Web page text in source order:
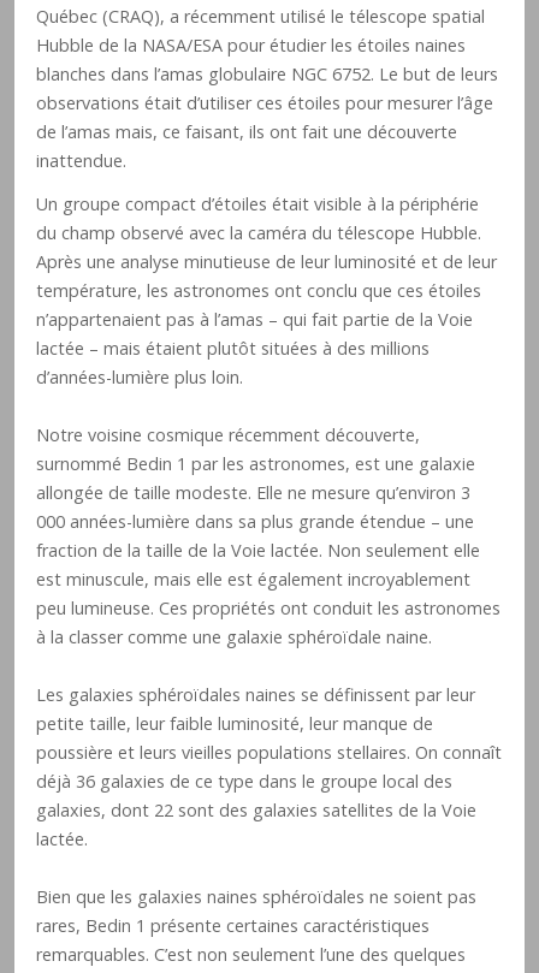
Québec (CRAQ), a récemment utilisé le télescope spatial
Hubble de la NASA/ESA pour étudier les étoiles naines
blanches dans l’amas globulaire NGC 6752. Le but de leurs
observations était d’utiliser ces étoiles pour mesurer l’âge
de l’amas mais, ce faisant, ils ont fait une découverte
inattendue.
Un groupe compact d’étoiles était visible à la périphérie
du champ observé avec la caméra du télescope Hubble.
Après une analyse minutieuse de leur luminosité et de leur
température, les astronomes ont conclu que ces étoiles
n’appartenaient pas à l’amas – qui fait partie de la Voie
lactée – mais étaient plutôt situées à des millions
d’années-lumière plus loin.
Notre voisine cosmique récemment découverte,
surnommé Bedin 1 par les astronomes, est une galaxie
allongée de taille modeste. Elle ne mesure qu’environ 3
000 années-lumière dans sa plus grande étendue – une
fraction de la taille de la Voie lactée. Non seulement elle
est minuscule, mais elle est également incroyablement
peu lumineuse. Ces propriétés ont conduit les astronomes
à la classer comme une galaxie sphéroïdale naine.
Les galaxies sphéroïdales naines se définissent par leur
petite taille, leur faible luminosité, leur manque de
poussière et leurs vieilles populations stellaires. On connaît
déjà 36 galaxies de ce type dans le groupe local des
galaxies, dont 22 sont des galaxies satellites de la Voie
lactée.
Bien que les galaxies naines sphéroïdales ne soient pas
rares, Bedin 1 présente certaines caractéristiques
remarquables. C’est non seulement l’une des quelques